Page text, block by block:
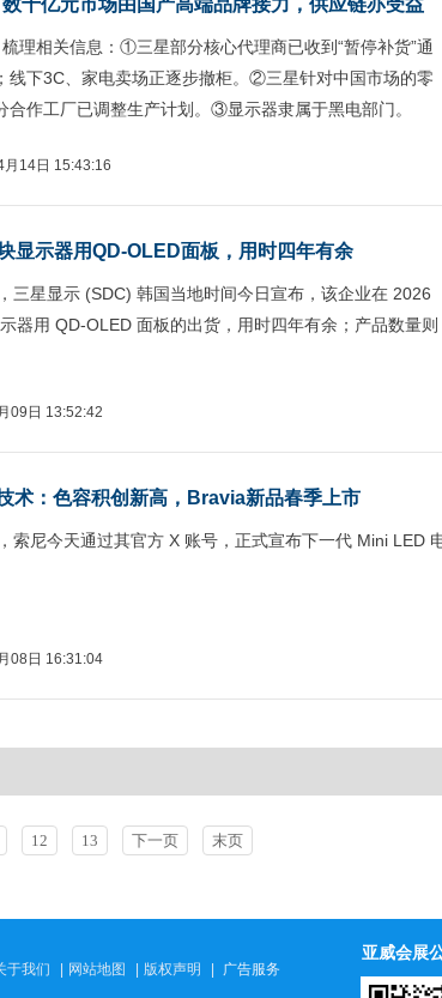
十亿元市场由国产高端品牌接力，供应链亦受益
理相关信息：①三星部分核心代理商已收到“暂停补货”通
线下3C、家电卖场正逐步撤柜。②三星针对中国市场的零
合作工厂已调整生产计划。③显示器隶属于黑电部门。
14日 15:43:16
显示器用QD-OLED面板，用时四年有余
三星显示 (SDC) 韩国当地时间今日宣布，该企业在 2026
器用 QD-OLED 面板的出货，用时四年有余；产品数量则
09日 13:52:42
术：色容积创新高，Bravia新品春季上市
索尼今天通过其官方 X 账号，正式宣布下一代 Mini LED
08日 16:31:04
12 13 下一页 末页
于我们 网站地图 版权声明 广告服务
亚威会展